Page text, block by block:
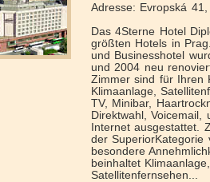
Adresse: Evropská
Das 4­Sterne Hotel
größten Hotels in
und Businesshotel
und 2004 neu
Zimmer sind für Ihren
Klimaanlage,
TV, Minibar,
Direktwahl,
Internet ausgestattet.
der Superior­Kategorie
besondere
beinhaltet Klimaanlage,
Satellitenfernsehen...